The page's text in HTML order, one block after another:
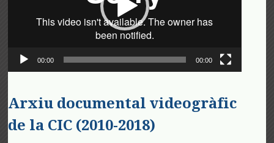
00:00 00:00
Arxiu documental videogràfic
de la CIC (2010-2018)